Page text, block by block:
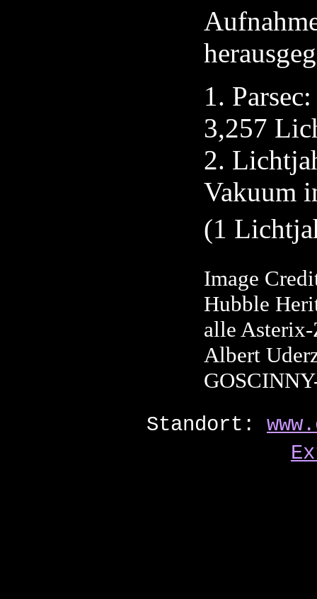
3,257
Vakuum
(1
Image
Hubble
alle Asterix-
Albert
Standort: